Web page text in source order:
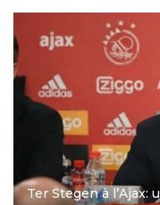
Ter Stegen à